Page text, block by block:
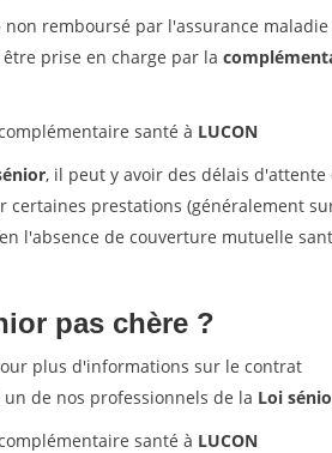
remboursé par l'assurance maladie
prise en charge par la
santé à LUCON
, il peut y avoir des délais d'attente
prestations (généralement
l'absence de couverture mutuelle
pas chère ?
plus d'informations sur le contrat
de nos professionnels de la Loi
santé à LUCON